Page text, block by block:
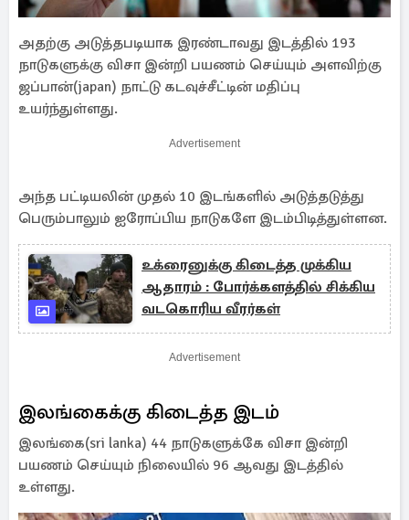
அதற்கு அடுத்தபடியாக இரண்டாவது இடத்தில் 193
நாடுகளுக்கு விசா இன்றி பயணம் செய்யும் அளவிற்கு
ஜப்பான்(japan) நாட்டு கடவுச்சீட்டின் மதிப்பு
உயர்ந்துள்ளது.
Advertisement
அந்த பட்டியலின் முதல் 10 இடங்களில் அடுத்தடுத்து
பெரும்பாலும் ஐரோப்பிய நாடுகளே இடம்பிடித்துள்ளன.
உக்ரைனுக்கு கிடைத்த முக்கிய
ஆதாரம் : போர்க்களத்தில் சிக்கிய
வடகொரிய வீரர்கள்
Advertisement
இலங்கைக்கு கிடைத்த இடம்
இலங்கை(sri lanka) 44 நாடுகளுக்கே விசா இன்றி
பயணம் செய்யும் நிலையில் 96 ஆவது இடத்தில்
உள்ளது.